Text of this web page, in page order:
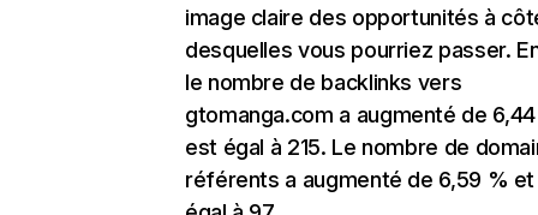
image claire des opportunités à
desquelles vous pourriez passer.
le nombre de backlinks vers
gtomanga.com a augmenté de
est égal à 215. Le nombre de
référents a augmenté de 6,59 %